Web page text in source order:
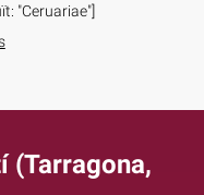
"Ceruariae"]
(Tarragona,